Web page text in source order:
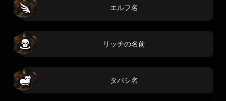
エルフ名
リッチの名前
タバシ名